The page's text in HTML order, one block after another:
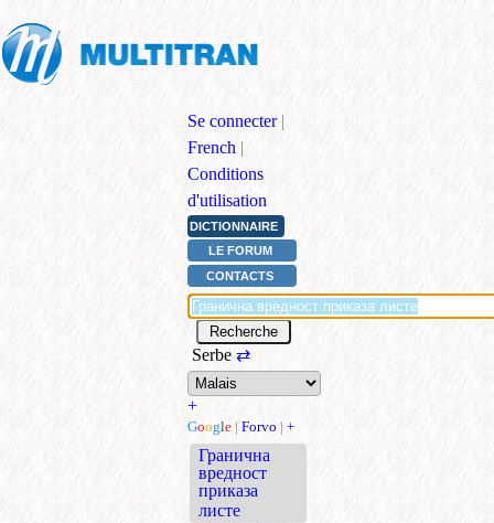
Se connecter |
French |
Conditions
d'utilisation
DICTIONNAIRE
LE FORUM
CONTACTS
Serbe ⇄
+
Google | Forvo | +
Гранична
вредност
приказа
листе